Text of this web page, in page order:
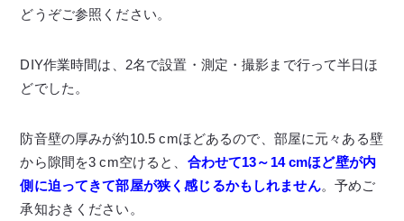
どうぞご参照ください。
DIY作業時間は、2名で設置・測定・撮影まで行って半日ほ
どでした。
防音壁の厚みが約10.5 cmほどあるので、部屋に元々ある壁
から隙間を3 cm空けると、 合わせて13～14 cmほど壁が内
側に迫ってきて部屋が狭く感じるかもしれません。予めご
承知おきください。